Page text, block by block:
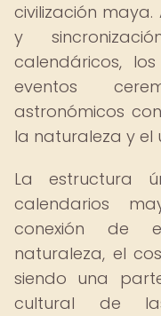
civilización
y
calendáricos,
eventos
astronómicos
la naturaleza y el
La estructura
calendarios
conexión de
naturaleza, el
siendo una
cultural de